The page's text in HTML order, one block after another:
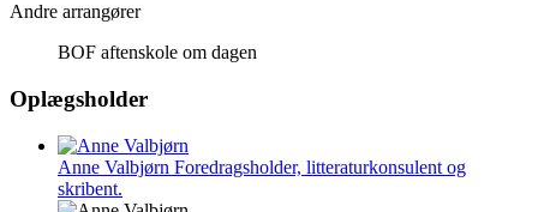
Andre arrangører
BOF aftenskole om dagen
Oplægsholder
Anne Valbjørn Foredragsholder, litteraturkonsulent og
skribent.